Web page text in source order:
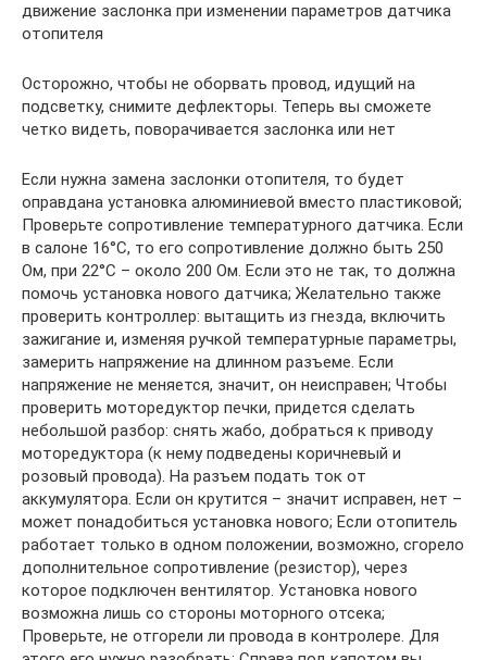
движение заслонка при изменении параметров датчика
отопителя
Осторожно, чтобы не оборвать провод, идущий на
подсветку, снимите дефлекторы. Теперь вы сможете
четко видеть, поворачивается заслонка или нет
Если нужна замена заслонки отопителя, то будет
оправдана установка алюминиевой вместо пластиковой;
Проверьте сопротивление температурного датчика. Если
в салоне 16°С, то его сопротивление должно быть 250
Ом, при 22°С – около 200 Ом. Если это не так, то должна
помочь установка нового датчика; Желательно также
проверить контроллер: вытащить из гнезда, включить
зажигание и, изменяя ручкой температурные параметры,
замерить напряжение на длинном разъеме. Если
напряжение не меняется, значит, он неисправен; Чтобы
проверить моторедуктор печки, придется сделать
небольшой разбор: снять жабо, добраться к приводу
моторедуктора (к нему подведены коричневый и
розовый провода). На разъем подать ток от
аккумулятора. Если он крутится – значит исправен, нет –
может понадобиться установка нового; Если отопитель
работает только в одном положении, возможно, сгорело
дополнительное сопротивление (резистор), через
которое подключен вентилятор. Установка нового
возможна лишь со стороны моторного отсека;
Проверьте, не отгорели ли провода в контролере. Для